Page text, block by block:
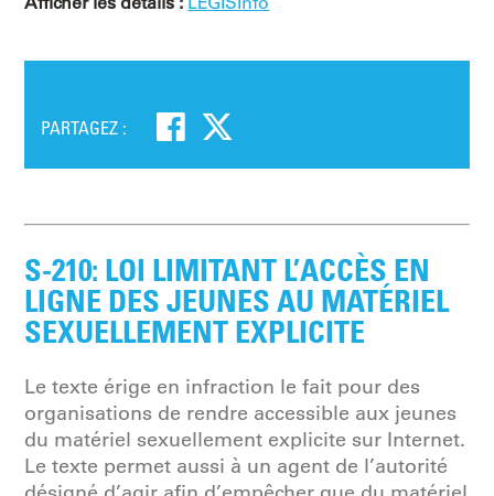
PARTAGEZ :
S-210: LOI LIMITANT L’ACCÈS EN
LIGNE DES JEUNES AU MATÉRIEL
SEXUELLEMENT EXPLICITE
Le texte érige en infraction le fait pour des
organisations de rendre accessible aux jeunes
du matériel sexuellement explicite sur Internet.
Le texte permet aussi à un agent de l’autorité